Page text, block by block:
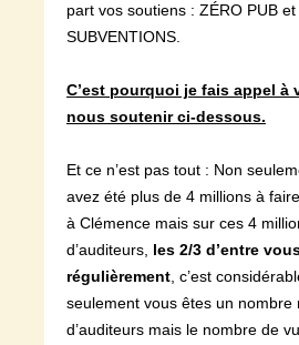
part vos soutiens : ZÉRO PUB
SUBVENTIONS.
C’est pourquoi je fais appel à
nous soutenir ci-dessous.
Et ce n’est pas tout : Non
avez été plus de 4 millions à
à Clémence mais sur ces 4
d’auditeurs, les 2/3 d’entre
régulièrement , c’est
seulement vous êtes un nombre
d’auditeurs mais le nombre de